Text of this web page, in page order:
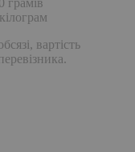
грамів
вартість